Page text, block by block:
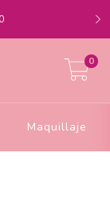
0
Maquillaje